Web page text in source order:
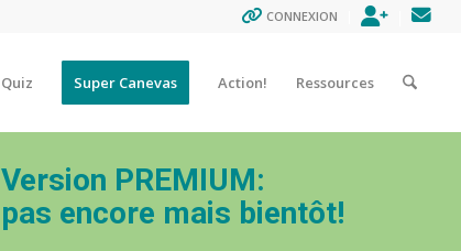
CONNEXION
Quiz Super Canevas Action! Ressources
Version PREMIUM:
pas encore mais bientôt!